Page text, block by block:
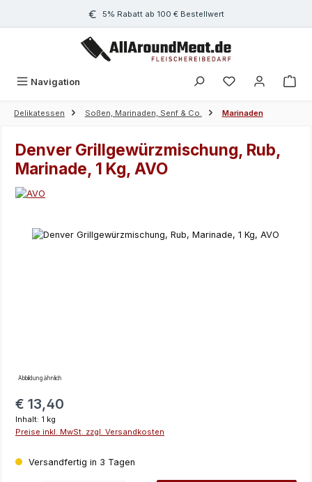
Zum Hauptinhalt springen5% Rabatt ab 100 € Bestellwert
Navigation
Delikatessen Soßen, Marinaden, Senf & Co. Marinaden
Denver Grillgewürzmischung, Rub,
Marinade, 1 Kg, AVO
Bildergalerie überspringen
Abbildung ähnlich
Regulärer Preis:
€ 13,40
Inhalt: 1 kg
Preise inkl. MwSt. zzgl. Versandkosten
Versandfertig in 3 Tagen